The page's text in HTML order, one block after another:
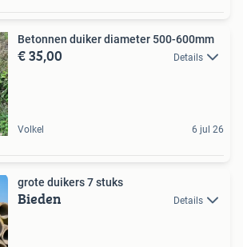
Betonnen duiker diameter 500-600mm
€ 35,00 Details
Volkel 6 jul 26
grote duikers 7 stuks
Bieden Details